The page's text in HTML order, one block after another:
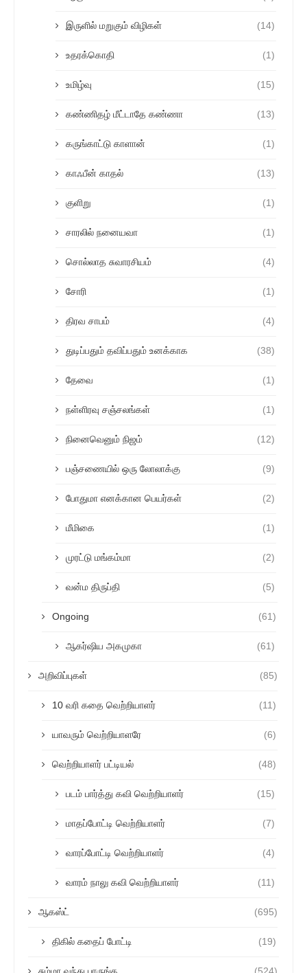
இருளில் மறுகும் விழிகள் (14)
உதரக்கொதி (1)
உமிழ்வு (15)
கண்ணிதழ் மீட்டாதே கண்ணா (13)
கருங்காட்டு காளான் (1)
காஃபீன் காதல் (13)
குளிறு (1)
சாரலில் நனையவா (1)
சொல்லாத சுவாரசியம் (4)
சோரி (1)
திரவ சாபம் (4)
துடிப்பதும் தவிப்பதும் உனக்காக (38)
தேவை (1)
நள்ளிரவு சஞ்சலங்கள் (1)
நினைவெனும் நிஜம் (12)
பஞ்சணையில் ஒரு லோலாக்கு (9)
போதுமா எனக்கான பெயர்கள் (2)
மீமிகை (1)
முரட்டு மங்கம்மா (2)
வன்ம திருப்தி (5)
Ongoing (61)
ஆகர்ஷிய அகமுகா (61)
அறிவிப்புகள் (85)
10 வரி கதை வெற்றியாளர் (11)
யாவரும் வெற்றியாளரே (6)
வெற்றியாளர் பட்டியல் (48)
படம் பார்த்து கவி வெற்றியாளர் (15)
மாதப்போட்டி வெற்றியாளர் (7)
வாரப்போட்டி வெற்றியாளர் (4)
வாரம் நாலு கவி வெற்றியாளர் (11)
ஆகஸ்ட் (695)
திகில் கதைப் போட்டி (19)